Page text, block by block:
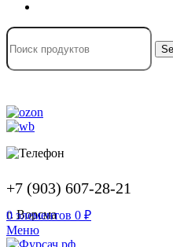
+7 (903) 607-28-21
г. Ворсма
0 элементов 0 ₽
Меню